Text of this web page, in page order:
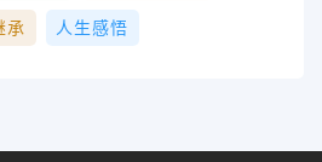
承 人生感悟